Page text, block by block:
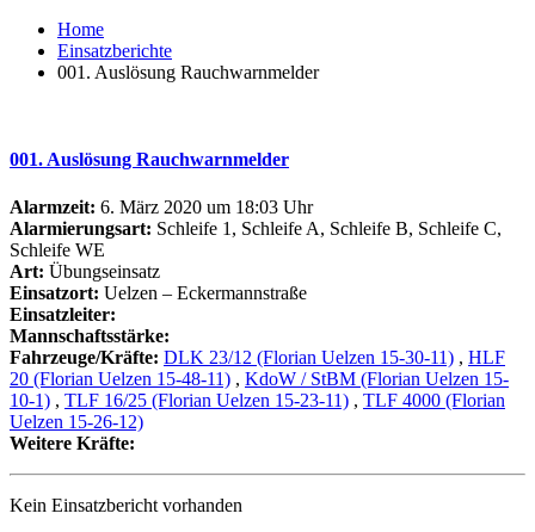
Home
Einsatzberichte
001. Auslösung Rauchwarnmelder
001. Auslösung Rauchwarnmelder
Alarmzeit: 6. März 2020 um 18:03 Uhr
Alarmierungsart: Schleife 1, Schleife A, Schleife B, Schleife C,
Schleife WE
Art: Übungseinsatz
Einsatzort: Uelzen – Eckermannstraße
Einsatzleiter:
Mannschaftsstärke:
Fahrzeuge/Kräfte: DLK 23/12 (Florian Uelzen 15-30-11) , HLF
20 (Florian Uelzen 15-48-11) , KdoW / StBM (Florian Uelzen 15-
10-1) , TLF 16/25 (Florian Uelzen 15-23-11) , TLF 4000 (Florian
Uelzen 15-26-12)
Weitere Kräfte:
Kein Einsatzbericht vorhanden